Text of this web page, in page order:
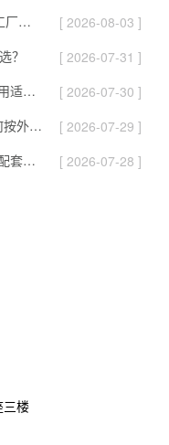
北京加固平板+车载工控：助力AI智能体工厂落地
[ 2026-08-03 ]
？
[ 2026-07-31 ]
国产化便携机|海光芯+麒麟系统，开机即用适配各类测试场景
[ 2026-07-30 ]
北京双屏加固机：网口、COM与USB如何按外设匹配｜DTG-2173CU-JQ470MC
[ 2026-07-29 ]
海光3350八核+15.6寸屏海光加固便携机配套自准直仪精密测量
[ 2026-07-28 ]
三楼